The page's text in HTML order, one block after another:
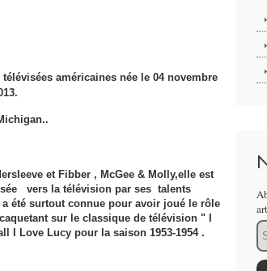
américaines née le 04 novembre
et Fibber , McGee & Molly,elle est
vers la télévision par ses talents
été surtout connue pour avoir joué le rôle
sur ​​le classique de télévision " I
I Love Lucy pour la saison 1953-1954 .